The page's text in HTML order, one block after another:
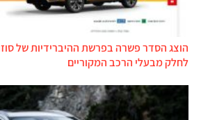
לחלק מבעלי הרכב המקוריים